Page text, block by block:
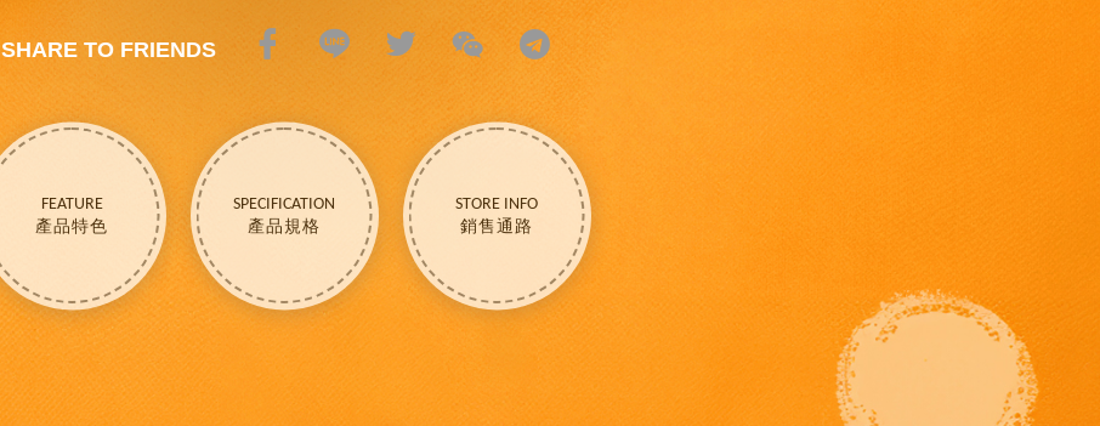
SHARE TO FRIENDS
FEATURE
產品特色
SPECIFICATION
產品規格
STORE INFO
銷售通路